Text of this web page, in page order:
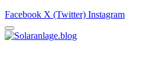
Facebook X (Twitter) Instagram